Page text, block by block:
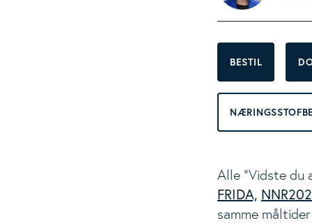
BESTIL
Alle "Vidste du
FRIDA,
samme